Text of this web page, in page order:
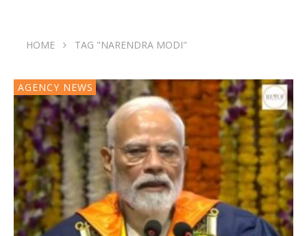
HOME TAG "NARENDRA MODI"
AGENCY NEWS